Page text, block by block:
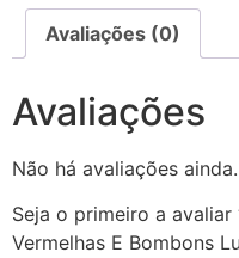
Avaliações (0)
Avaliações
Não há avaliações ainda.
Seja o primeiro a avaliar
Vermelhas E Bombons